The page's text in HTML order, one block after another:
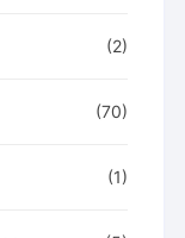
(2)
(70)
(1)